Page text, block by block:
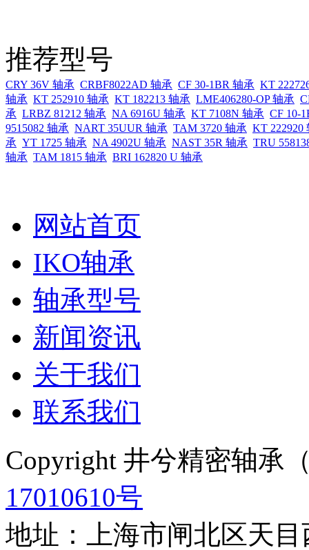
推荐型号
CRY 36V 轴承 CRBF8022AD 轴承 CF 30-1BR 轴承 KT
轴承 KT 252910 轴承 KT 182213 轴承 LME406280-OP 轴承
承 LRBZ 81212 轴承 NA 6916U 轴承 KT 7108N 轴承 CF 10-
9515082 轴承 NART 35UUR 轴承 TAM 3720 轴承 KT 222920
承 YT 1725 轴承 NA 4902U 轴承 NAST 35R 轴承 TRU
轴承 TAM 1815 轴承 BRI 162820 U 轴承
网站首页
IKO轴承
轴承型号
新闻资讯
关于我们
联系我们
Copyright 井兮精密轴承
17010610号
地址：上海市闸北区天